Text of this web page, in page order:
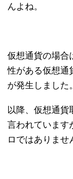
んよね。
仮想通貨の場合
性がある仮想通
が発生しました。
以降、仮想通貨
言われています
ロではありませ